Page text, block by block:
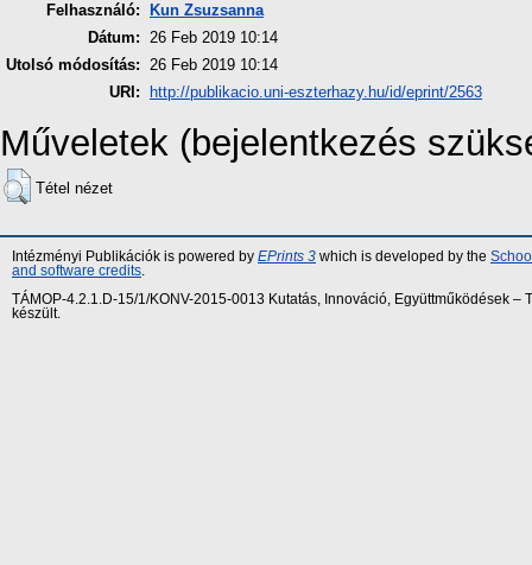
Felhasználó:
Kun Zsuzsanna
Dátum: 26 Feb 2019 10:14
Utolsó módosítás: 26 Feb 2019 10:14
URI:
http://publikacio.uni-eszterhazy.hu/id/eprint/2563
Műveletek (bejelentkezés
Tétel nézet
Intézményi Publikációk is powered by EPrints 3 which is developed by the
and software credits
TÁMOP-4.2.1.D-15/1/KONV-2015-0013 Kutatás, Innováció, Együttműködések
készült.